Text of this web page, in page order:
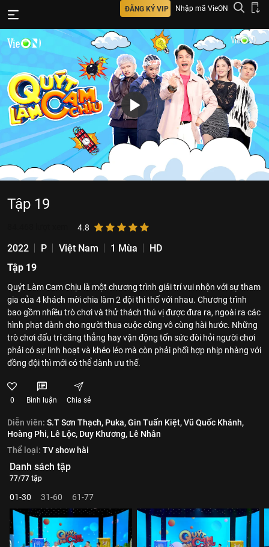
ĐĂNG KÝ VIP Nhập mã VieON
Tập 19
4.8
2022 P Việt Nam 1 Mùa
HD
Tập 19
Quýt Làm Cam Chịu là một chương trình giải trí vui nhộn với sự tham
gia của 4 khách mời chia làm 2 đội thi thố với nhau. Chương trình
bao gồm nhiều trò chơi và thử thách thú vị được đưa ra, ngoài ra các
hình phạt dành cho người thua cuộc cũng vô cùng hài hước. Những
trò chơi đấu trí căng thẳng hay vận động tốn sức đòi hỏi người chơi
phải có sự linh hoạt và khéo léo mà còn phải phối hợp nhịp nhàng với
đồng đội thì mới có thể dành ưu thế.
0 Bình luận Chia sẻ
Diễn viên: S.T Sơn Thạch, Puka,Gin Tuấn Kiệt,Vũ Quốc Khánh,
Hoàng Phi, Lê Lộc, Duy Khương, Lê Nhân
Thể loại: TV show hài
Danh sách tập
77/77 tập
01-30 31-60 61-77